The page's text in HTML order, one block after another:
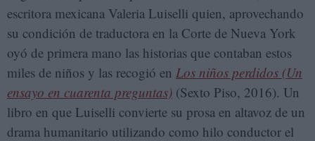
escritora mexicana Valeria Luiselli quien, aprovechando
su condición de traductora en la Corte de Nueva York
oyó de primera mano las historias que contaban estos
miles de niños y las recogió en Los niños perdidos (Un
ensayo en cuarenta preguntas) (Sexto Piso, 2016). Un
libro en que Luiselli convierte su prosa en altavoz de un
drama humanitario utilizando como hilo conductor el